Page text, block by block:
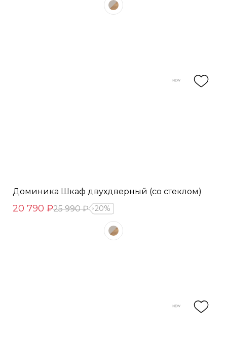
Доминика Шкаф двухдверный (со стеклом)
20 790 ₽25 990 ₽ 20%